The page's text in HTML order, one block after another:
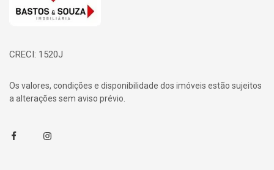
CRECI: 1520J
Os valores, condições e disponibilidade dos imóveis estão sujeitos
a alterações sem aviso prévio.
FacebookInstagram